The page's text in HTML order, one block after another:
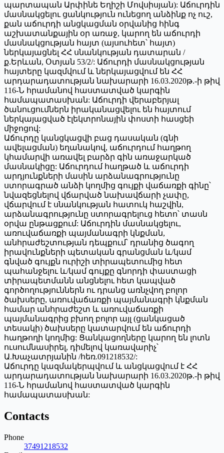
պարտապան Արփինե Եղիշի Մովսիսյան): Աճուրդին
մասնակցելու ցանկություն ունեցող անձինք ոչ ուշ,
քան աճուրդի անցկացման օրվանից հինգ
աշխատանքային օր առաջ, կարող են աճուրդի
մասնակցության հայտ (այսուհետ՝ հայտ)
ներկայացնել ՀՀ սնանկության դատարան /
ք.Երևան, Օտյան 53/2/: Աճուրդի մասնակցության
հայտերը կազմվում և ներկայացվում են ՀՀ
արդարադատության նախարարի 16.03.2020թ.-ի թիվ
116-Ն հրամանով հաստատված կարգին
համապատասխան: Աճուրդի վերաբերյալ
ծանուցումներն իրականացվելու են հայտում
ներկայացված էլեկտրոնային փոստի հասցեի
միջոցով:
Աճուրդը կանցկացվի բաց դասական (գնի
ավելացման) եղանակով, աճուրդում հաղթող
կհամարվի առավել բարձր գին առաջարկած
մասնակիցը: Աճուրդում հաղթած և աճուրդի
արդյունքների մասին արձանագրությունը
ստորագրած անձի կողմից գույքի վաճառքի գինը՝
նվազեցնելով վճարված նախավճարի չափը,
վճարվում է սնանկության հատուկ հաշվին,
արձանագրությունը ստորագրելուց հետո՝ տասն
օրվա ընթացքում: Աճուրդին մասնակցելու,
առուվաճառքի պայմանագրի կնքման,
անհրաժեշտության դեպքում՝ դրանից ծագող
իրավունքների պետական գրանցման և/կամ
գնված գույքն ուրիշի տիրապետումից հետ
պահանջելու և/կամ գույքը գնորդի փաստացի
տիրապետմանն անցնելու հետ կապված
գործողություններն ու դրանց առնչվող բոլոր
ծախսերը, առուվաճառքի պայմանագրի կնքման
համար անհրաժեշտ և առուվաճառքի
պայմանագրից բխող բոլոր այլ (ցանկացած
տեսակի) ծախսերը կատարվում են աճուրդի
հաղթողի կողմից: Ցանկացողները կարող են լոտն
ուսումնասիրել, դիմելով կառավարիչ՝
Ա.Խաչատրյանին /հեռ.091218532/:
Աճուրդը կազմակերպվում և անցկացվում է ՀՀ
արդարադատության նախարարի 16.03.2020թ.-ի թիվ
116-Ն հրամանով հաստատված կարգին
համապատասխան:
Contacts
Phone
37491218532